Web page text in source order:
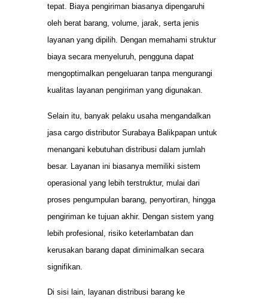
tepat. Biaya pengiriman biasanya dipengaruhi
oleh berat barang, volume, jarak, serta jenis
layanan yang dipilih. Dengan memahami struktur
biaya secara menyeluruh, pengguna dapat
mengoptimalkan pengeluaran tanpa mengurangi
kualitas layanan pengiriman yang digunakan.
Selain itu, banyak pelaku usaha mengandalkan
jasa cargo distributor Surabaya Balikpapan untuk
menangani kebutuhan distribusi dalam jumlah
besar. Layanan ini biasanya memiliki sistem
operasional yang lebih terstruktur, mulai dari
proses pengumpulan barang, penyortiran, hingga
pengiriman ke tujuan akhir. Dengan sistem yang
lebih profesional, risiko keterlambatan dan
kerusakan barang dapat diminimalkan secara
signifikan.
Di sisi lain, layanan distribusi barang ke